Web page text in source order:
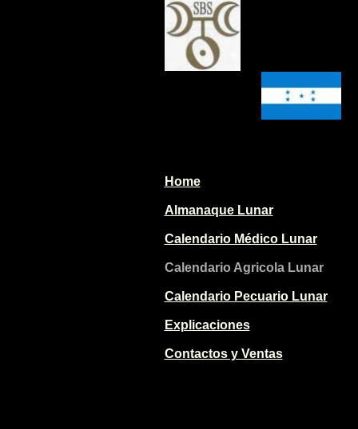
Home
Almanaque Lunar
Calendario Médico Lunar
Calendario Agricola Lunar
Calendario Pecuario Lunar
Explicaciones
Contactos y Ventas